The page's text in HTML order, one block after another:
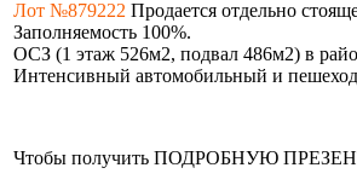
Лот №879222 Продается отдельно
Заполняемость 100%.
ОСЗ (1 этаж 526м2, подвал 486м2) в
Интенсивный автомобильный и
Чтобы получить ПОДРОБНУЮ